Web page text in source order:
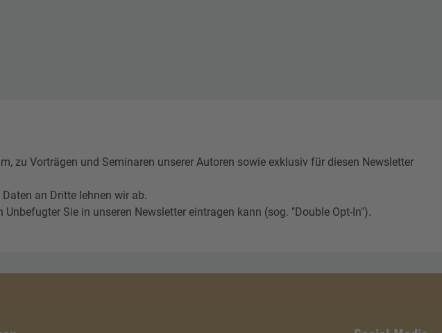
zu Vorträgen und Seminaren unserer Autoren sowie exklusiv für diesen Newsletter
an Dritte lehnen wir ab.
Sie in unseren Newsletter eintragen kann (sog. "Double Opt-In").